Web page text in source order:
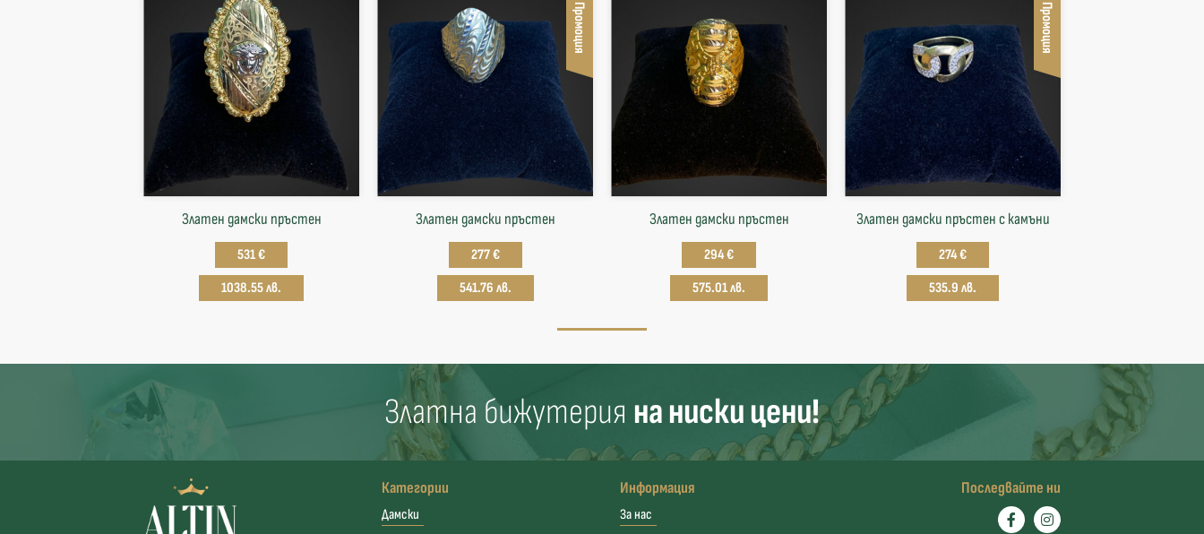
Златен дамски пръстен
531 €
1038.55 лв.
Промоция
Златен дамски пръстен
277 €
541.76 лв.
Златен дамски пръстен
294 €
575.01 лв.
Промоция
Златен дамски пръстен с камъни
274 €
535.9 лв.
Златна бижутерия на ниски цени!
Категории
Дамски
Информация
За нас
Последвайте ни